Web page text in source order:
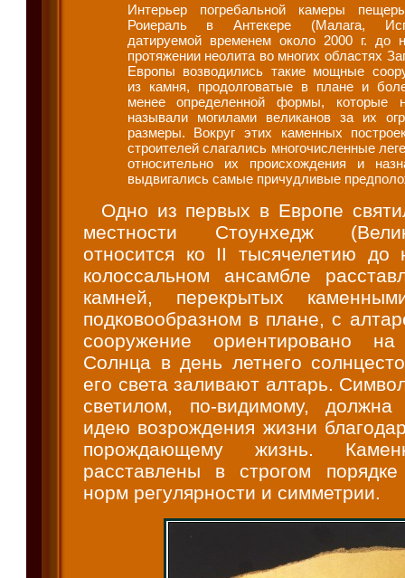
Интерьер погребальной камеры
Роиераль в Антекере (Малага,
датируемой временем около 2000 г. до
протяжении неолита во многих областях
Европы возводились такие мощные
из камня, продолговатые в плане и
менее определенной формы, которые
называли могилами великанов за их
размеры. Вокруг этих каменных
строителей слагались многочисленные
относительно их происхождения и
выдвигались самые причудливые
Одно из первых в Европе
местности Стоунхедж
относится ко II тысячелетию до
колоссальном ансамбле
камней, перекрытых
подковообразном в плане, с
сооружение ориентировано
Солнца в день летнего
его света заливают алтарь.
светилом, по-видимому,
идею возрождения жизни
порождающему жизнь.
расставлены в строгом
норм регулярности и симметрии.